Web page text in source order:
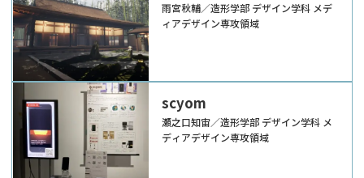
雨宮秋輔／造形学部 デザイン学科 メデ
ィアデザイン専攻領域
scyom
瀬之口知宙／造形学部 デザイン学科 メ
ディアデザイン専攻領域